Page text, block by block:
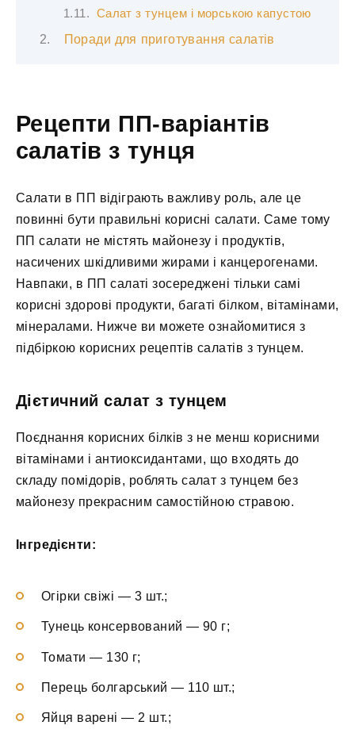
Салат з тунцем і морською капустою
Поради для приготування салатів
Рецепти ПП-варіантів
салатів з тунця
Салати в ПП відіграють важливу роль, але це
повинні бути правильні корисні салати. Саме тому
ПП салати не містять майонезу і продуктів,
насичених шкідливими жирами і канцерогенами.
Навпаки, в ПП салаті зосереджені тільки самі
корисні здорові продукти, багаті білком, вітамінами,
мінералами. Нижче ви можете ознайомитися з
підбіркою корисних рецептів салатів з тунцем.
Дієтичний салат з тунцем
Поєднання корисних білків з не менш корисними
вітамінами і антиоксидантами, що входять до
складу помідорів, роблять салат з тунцем без
майонезу прекрасним самостійною стравою.
Інгредієнти:
Огірки свіжі — 3 шт.;
Тунець консервований — 90 г;
Томати — 130 г;
Перець болгарський — 110 шт.;
Яйця варені — 2 шт.;